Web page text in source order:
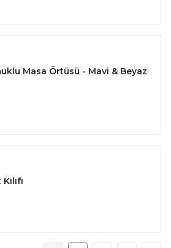
Masa Örtüsü - Mavi & Beyaz